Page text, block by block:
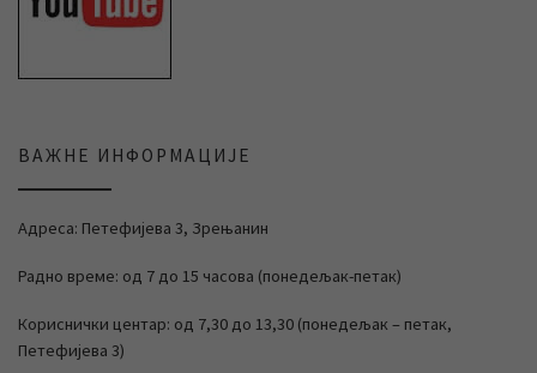
ВАЖНЕ ИНФОРМАЦИЈЕ
Адреса: Петефијева 3, Зрењанин
Радно време: од 7 до 15 часова (понедељак-петак)
Кориснички центар: од 7,30 до 13,30 (понедељак – петак,
Петефијева 3)